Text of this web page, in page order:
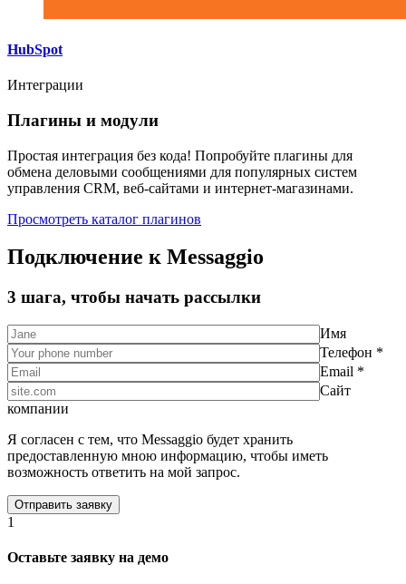
HubSpot
Интеграции
Плагины и модули
Простая интеграция без кода! Попробуйте плагины для
обмена деловыми сообщениями для популярных систем
управления CRM, веб-сайтами и интернет-магазинами.
Просмотреть каталог плагинов
Подключение к Messaggio
3 шага, чтобы начать рассылки
Имя
Телефон *
Email *
Сайт
компании
Я согласен с тем, что Messaggio будет хранить
предоставленную мною информацию, чтобы иметь
возможность ответить на мой запрос.
1
Оставьте заявку на демо